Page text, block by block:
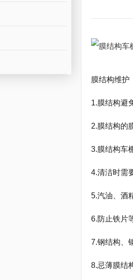
膜结构维护
1.膜结构避
2.膜结构的
3.膜结构车
4.清洁时需
5.汽油、酒
6.防止铁片
7.钢结构、
8.忌薄膜结